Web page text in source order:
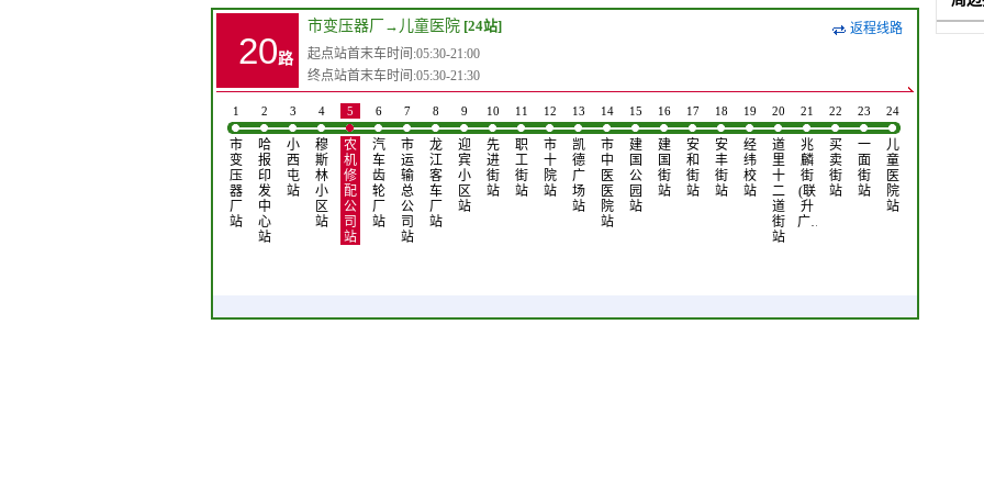
20路
市变压器厂 → 儿童医院 [24站]
返程线路
起点站首末车时间:05:30-21:00
终点站首末车时间:05:30-21:30
1
市
变
压
器
厂
站
2
哈
报
印
发
中
心
站
3
小
西
屯
站
4
穆
斯
林
小
区
站
5
农
机
修
配
公
司
站
6
汽
车
齿
轮
厂
站
7
市
运
输
总
公
司
站
8
龙
江
客
车
厂
站
9
迎
宾
小
区
站
10
先
进
街
站
11
职
工
街
站
12
市
十
院
站
13
凯
德
广
场
站
14
市
中
医
医
院
站
15
建
国
公
园
站
16
建
国
街
站
17
安
和
街
站
18
安
丰
街
站
19
经
纬
校
站
20
道
里
十
二
道
街
站
21
兆
麟
街
(联
升
广…
22
买
卖
街
站
23
一
面
街
站
24
儿
童
医
院
站